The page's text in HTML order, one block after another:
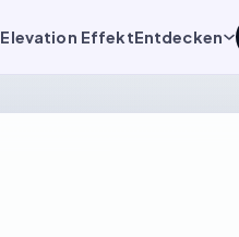
Elevation EffektEntdecken